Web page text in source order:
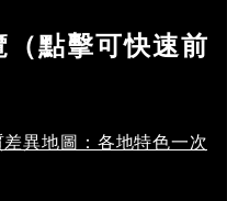
（點擊可快速前
差異地圖：各地特色一次